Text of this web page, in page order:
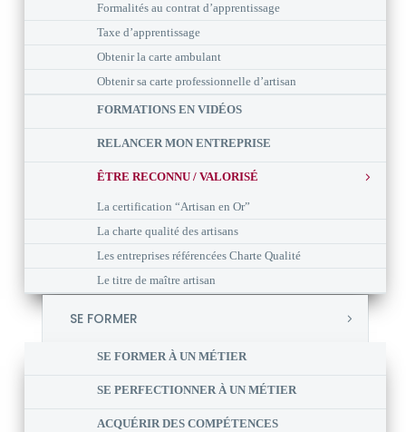
Formalités au contrat d’apprentissage
Taxe d’apprentissage
Obtenir la carte ambulant
Obtenir sa carte professionnelle d’artisan
FORMATIONS EN VIDÉOS
RELANCER MON ENTREPRISE
ÊTRE RECONNU / VALORISÉ
La certification “Artisan en Or”
La charte qualité des artisans
Les entreprises référencées Charte Qualité
Le titre de maître artisan
SE FORMER
SE FORMER À UN MÉTIER
SE PERFECTIONNER À UN MÉTIER
ACQUÉRIR DES COMPÉTENCES